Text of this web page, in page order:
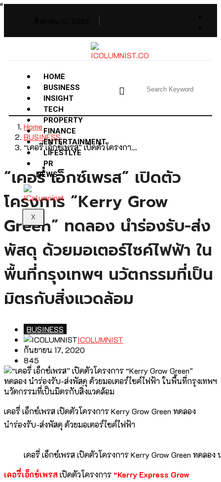
HOME
BUSINESS
INSIGHT
TECH
PROPERTY
FINANCE
ENTERTAINMENT
LIFESTLYE
PR
NEWS
X
Home
BUSINESS
“เคอรี่ เอ็กซ์เพรส” เปิดตัวโครงกา…
“เคอรี่ เอ็กซ์เพรส” เปิดตัว
โครงการ “Kerry Grow
Green” ทดลอง นำร่องรับ-ส่ง
พัสดุ ด้วยมอเตอร์ไซค์ไฟฟ้า ใน
พื้นที่กรุงเทพฯ นวัตกรรมที่เป็น
มิตรกับสิ่งแวดล้อม
BUSINESS
ICOLUMNIST
กันยายน 17, 2020
845
เคอรี่ เอ็กซ์เพรส เปิดตัวโครงการ Kerry Grow Green ทดลอง
นำร่องรับ-ส่งพัสดุ ด้วยมอเตอร์ไซค์ไฟฟ้า
เคอรี่ เอ็กซ์เพรส เปิดตัวโครงการ Kerry Grow Green ทดล
เคอรี่เอ็กซ์เพรส เปิดตัวโครงการ “Kerry Express Grow